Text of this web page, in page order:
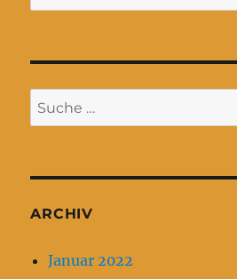
nach:
Suche
nach:
ARCHIV
Januar 2022